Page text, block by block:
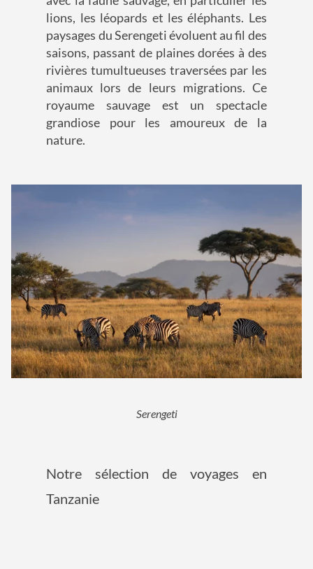
lions, les léopards et les éléphants. Les
paysages du Serengeti évoluent au fil des
saisons, passant de plaines dorées à des
rivières tumultueuses traversées par les
animaux lors de leurs migrations. Ce
royaume sauvage est un spectacle
grandiose pour les amoureux de la
nature.
Serengeti
Notre sélection de voyages en
Tanzanie